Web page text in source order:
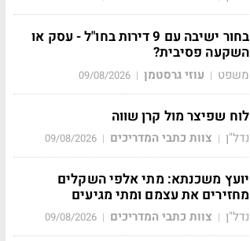
בחור ישיבה עם 9 דירות בחו"ל - עסק או
השקעה פסיבית?
משפט | עוזי גרסטמן |
09/08/2026
לוח שפיצר מול קרן שווה
נדל"ן | צוות כתבי המדריכים |
09/08/2026
יועץ משכנתא: מתי אלפי השקלים
מחזירים את עצמם ומתי מגיעים
נדל"ן | צוות כתבי המדריכים |
09/08/2026